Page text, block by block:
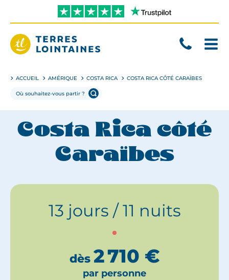
directement
contenu
ACCUEIL AMÉRIQUE COSTA RICA COSTA RICA CÔTÉ CARAÏBES
Costa Rica côté
Caraïbes
13 jours / 11 nuits
dès 2 710 €
par personne